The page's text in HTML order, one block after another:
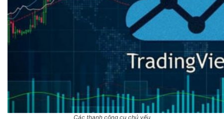
Các thanh công cụ chủ yếu